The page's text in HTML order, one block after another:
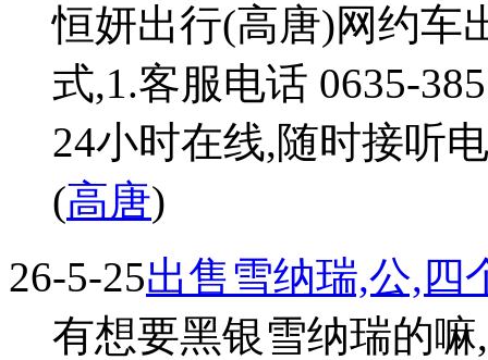
恒妍出行(高唐)网约车
式,1.客服电话 0635-
24小时在线,随时接听
(高唐)
26-5-25出售雪纳瑞,公,四
有想要黑银雪纳瑞的